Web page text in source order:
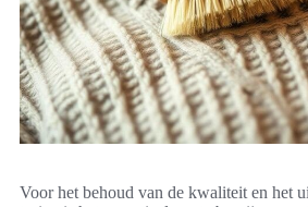
Voor het behoud van de kwaliteit en het